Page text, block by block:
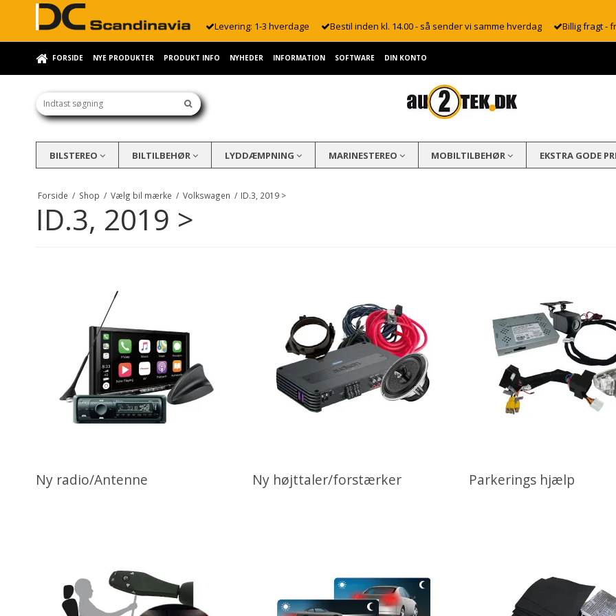
Levering: 1-3 hverdage Bestil inden kl. 14.00 - så sender vi samme hverdag Billig fragt -
FORSIDE NYE PRODUKTER PRODUKT INFO NYHEDER INFORMATION SOFTWARE DIN KONTO
BILSTEREO BILTILBEHØR LYDDÆMPNING MARINESTEREO MOBILTILBEHØR EKSTRA GODE
Forside / Shop / Vælg bil mærke / Volkswagen / ID.3, 2019 >
ID.3, 2019 >
Ny radio/Antenne Ny højttaler/forstærker Parkerings hjælp